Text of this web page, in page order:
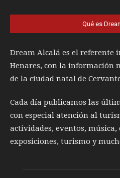
Qué es
Dream Alcalá es el referente
Henares, con la información
de la ciudad natal de
Cada día publicamos las
con especial atención al
actividades, eventos,
exposiciones, turismo y